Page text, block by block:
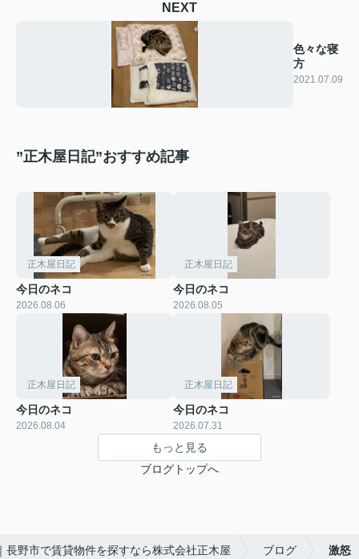
NEXT
色々な寝
方
2021.07.09
”正木屋日記”おすすめ記事
正木屋日記
今日のネコ
2026.08.06
正木屋日記
今日のネコ
2026.08.05
正木屋日記
今日のネコ
2026.08.04
正木屋日記
今日のネコ
2026.07.31
もっと見る
ブログトップへ
長野市で賃貸物件を探すなら株式会社正木屋 ブログ 激怒